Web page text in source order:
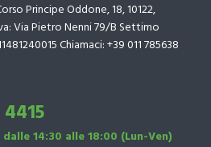
Principe Oddone, 18, 10122,
Via Pietro Nenni 79/B Settimo
Chiamaci: +39 011 785638
14:30 alle 18:00 (Lun-Ven)